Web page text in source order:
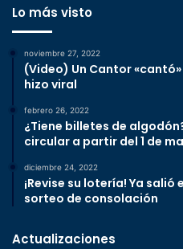
Lo más visto
noviembre 27, 2022
(Video) Un Cantor
hizo viral
febrero 26, 2022
¿Tiene billetes de
circular a partir del 1 de
diciembre 24, 2022
¡Revise su lotería! Ya
sorteo de consolación
Actualizaciones